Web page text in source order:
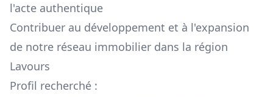
l'acte authentique
Contribuer au développement et à l'expansion
de notre réseau immobilier dans la région
Lavours
Profil recherché :